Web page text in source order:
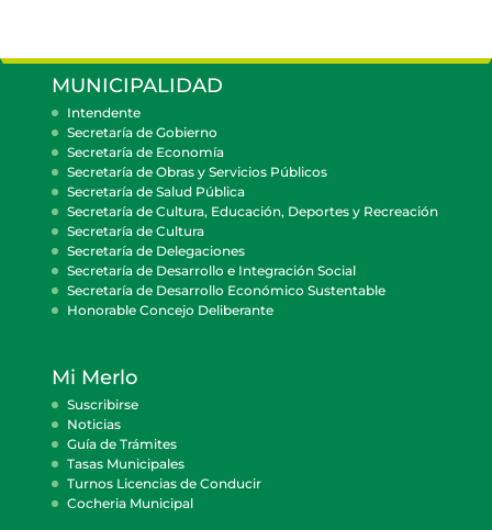
MUNICIPALIDAD
Intendente
Secretaría de Gobierno
Secretaría de Economía
Secretaría de Obras y Servicios Públicos
Secretaría de Salud Pública
Secretaría de Cultura, Educación, Deportes y Recreación
Secretaría de Cultura
Secretaría de Delegaciones
Secretaría de Desarrollo e Integración Social
Secretaría de Desarrollo Económico Sustentable
Honorable Concejo Deliberante
Mi Merlo
Suscribirse
Noticias
Guía de Trámites
Tasas Municipales
Turnos Licencias de Conducir
Cocheria Municipal